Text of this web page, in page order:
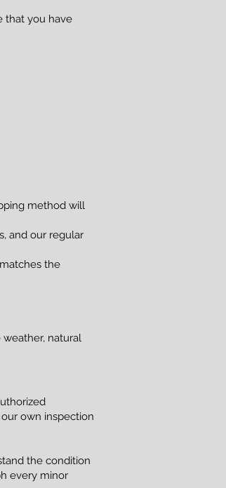
that you have
method will
and our regular
the
natural
own inspection
the condition
every minor